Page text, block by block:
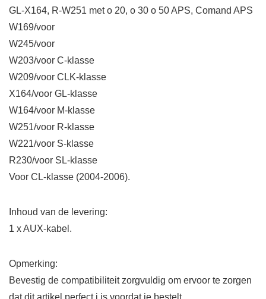
GL-X164, R-W251 met o 20, o 30 o 50 APS, Comand APS
W169/voor
W245/voor
W203/voor C-klasse
W209/voor CLK-klasse
X164/voor GL-klasse
W164/voor M-klasse
W251/voor R-klasse
W221/voor S-klasse
R230/voor SL-klasse
Voor CL-klasse (2004-2006).
Inhoud van de levering:
1 x AUX-kabel.
Opmerking:
Bevestig de compatibiliteit zorgvuldig om ervoor te zorgen